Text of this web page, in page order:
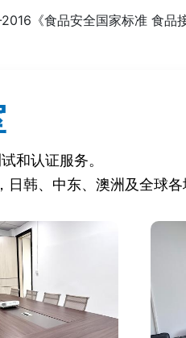
《食品安全国家标准 食品
和认证服务。
日韩、中东、澳洲及全球各